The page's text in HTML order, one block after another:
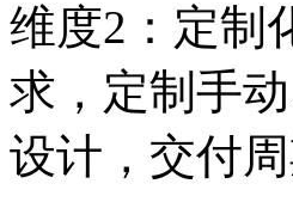
维度2：定制
求，定制手
设计，交付